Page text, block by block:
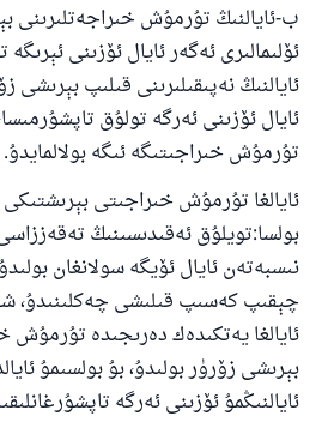
ب-ئايالنىڭ تۇرمۇش خىراجەتلىرىنى
ئۆلىمالىرى ئەگەر ئايال ئۆزىنى
ئايالنىڭ نەپىقىلىرىنى قىلىپ بېرىشى
ئايال ئۆزىنى ئەرگە تولۇق
تۇرمۇش خىراجىتىگە ئىگە بولالمايدۇ.
ئايالغا تۇرمۇش خىراجىتى
بولسا:تويلۇق ئەقىدىسىنىڭ
نىسبەتەن ئايال ئۆيگە سولانغان
چېقىپ كەسىپ قىلىشى چەكلىنىدۇ،
ئايالغا يەتكىدەك دەرىجىدە تۇرمۇش
بېرىشى زۆرۈر بولىدۇ، بۇ بولسىمۇ
ئايالنىڭمۇ ئۆزىنى ئەرگە